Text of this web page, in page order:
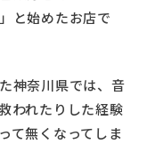
と始めたお店で
神奈川県では、音
われたりした経験
て無くなってしま